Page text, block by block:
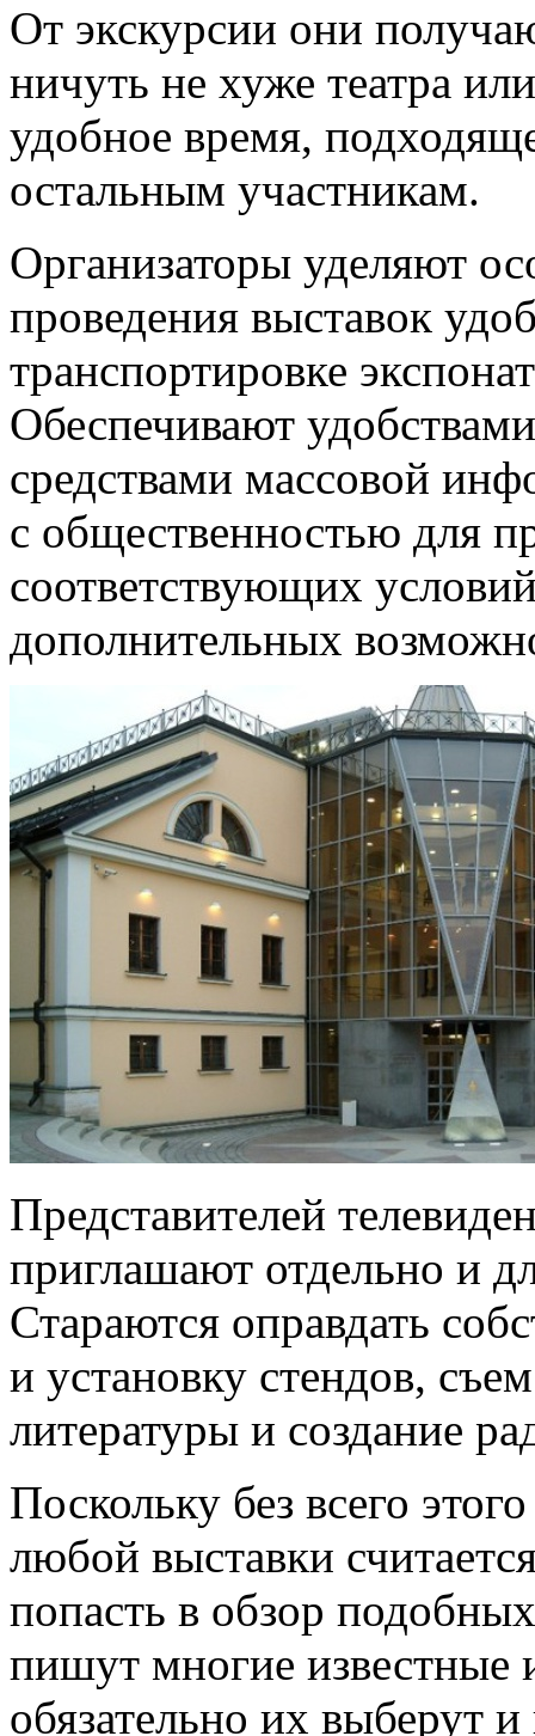
От экскурсии они
ничуть не хуже театра
удобное время,
остальным участникам.
Организаторы уделяют
проведения выставок
транспортировке
Обеспечивают
средствами массовой
с общественностью для
соответствующих
дополнительных
Представителей
приглашают отдельно и
Стараются оправдать
и установку стендов,
литературы и создание
Поскольку без всего
любой выставки
попасть в обзор
пишут многие известные
обязательно их выберут